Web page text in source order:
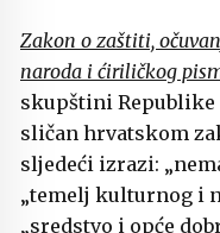
Zakon o zaštiti,
naroda i ćiriličkog
skupštini
sličan hrvatskom
sljedeći izrazi:
„temelj kulturnog i
„sredstvo i opće